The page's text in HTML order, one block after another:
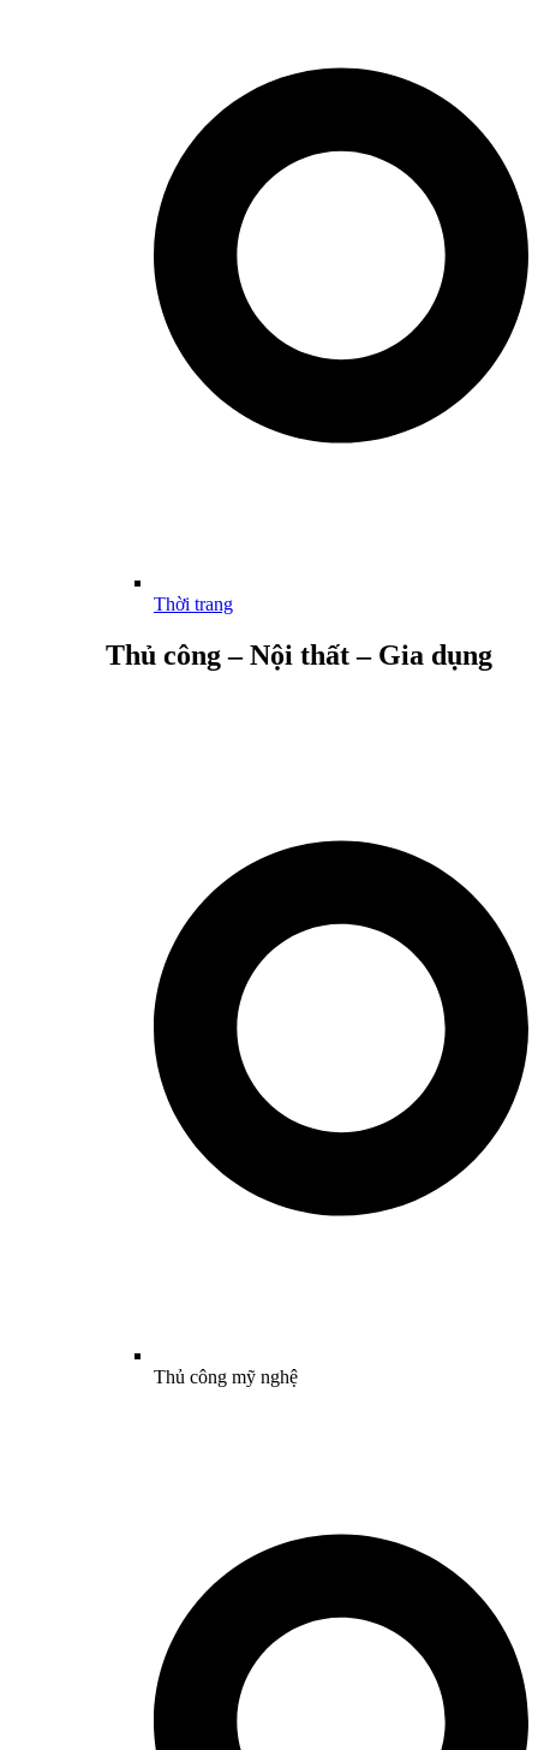
Thời trang
Thủ công – Nội thất – Gia dụng
Thủ công mỹ nghệ